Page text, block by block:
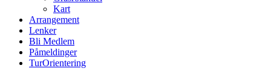
Kart
Arrangement
Lenker
Bli Medlem
Påmeldinger
TurOrientering